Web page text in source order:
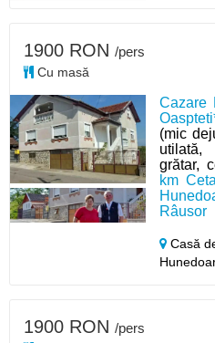
Cazare
(mic
utilată,
grătar,
km
Râusor
Casă
1900 RON /pers
Cu masă
1900 RON /pers